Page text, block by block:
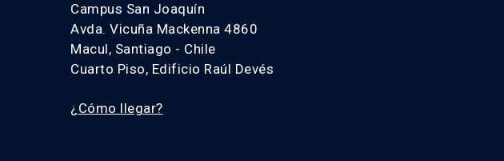
Campus San Joaquín
Avda. Vicuña Mackenna 4860
Macul, Santiago - Chile
Cuarto Piso, Edificio Raúl Devés
¿Cómo llegar?